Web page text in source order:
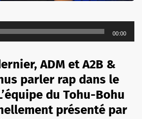
00:00
ADM et A2B &
parler rap dans le
du Tohu-Bohu
présenté par